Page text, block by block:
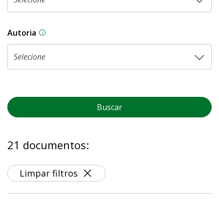
Autoria As proposições legislativas na CLDF podem
Buscar
21 documentos:
Limpar filtros